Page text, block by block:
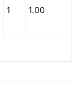
1 1.00